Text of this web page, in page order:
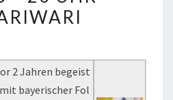
20
SCHARIWARI
2 Jahren begeist
bayerischer Fol